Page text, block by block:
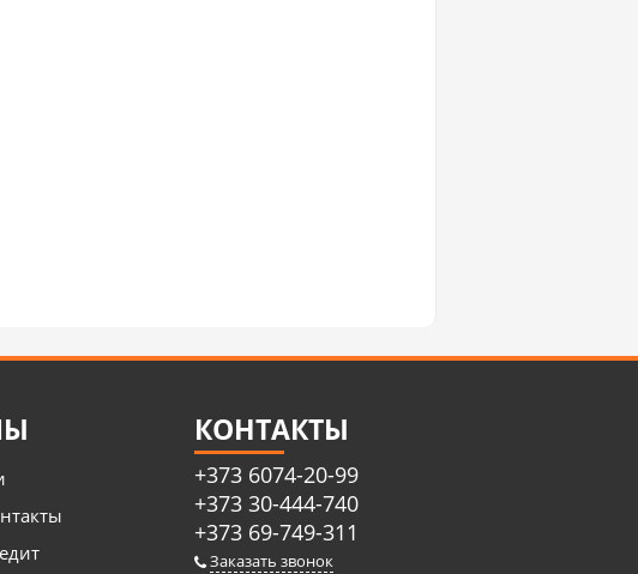
КОНТАКТЫ
+373 6074-20-99
+373 30-444-740
+373 69-749-311
Заказать звонок